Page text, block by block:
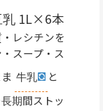
乳 1L×6本
レシチンを
スープ・ス
牛乳
と
期間ストッ